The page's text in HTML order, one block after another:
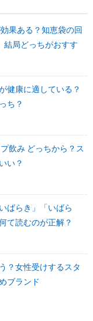
果ある？知恵袋の回
結局どっちがおすす
健康に適している？
ち？
飲み どっちから？ス
い？
ばらき」「いばら
て読むのが正解？
？女性受けするスタ
ブランド